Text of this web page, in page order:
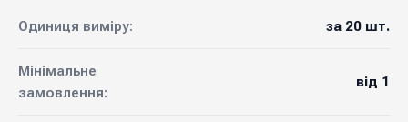
Одиниця виміру: за 20 шт.
Мінімальне
замовлення:
від 1